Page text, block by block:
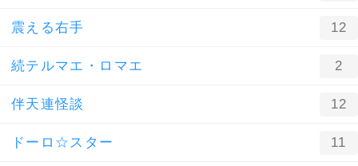
震える右手 12
続テルマエ・ロマエ 2
伴天連怪談 12
ドーロ☆スター 11